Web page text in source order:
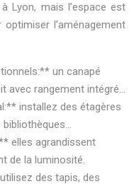
Lyon, mais l’espace est
l’aménagement
un canapé
avec rangement intégré…
installez des étagères
bibliothèques…
elles agrandissent
de la luminosité.
des tapis, des